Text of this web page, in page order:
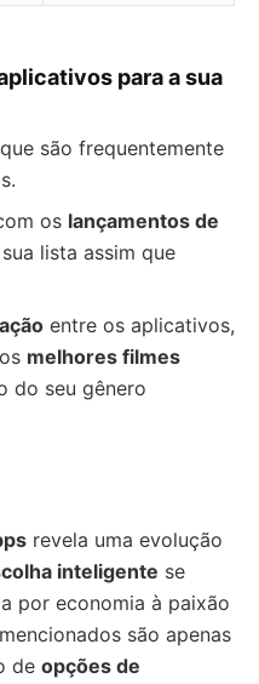
para a sua
são frequentemente
os lançamentos de
lista assim que
entre os aplicativos,
melhores filmes
do seu gênero
revela uma evolução
inteligente se
por economia à paixão
são apenas
de opções de